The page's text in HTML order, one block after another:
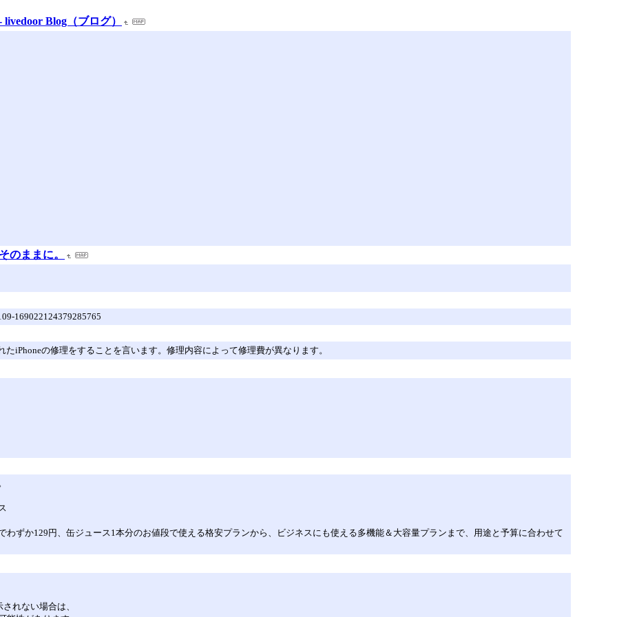
Blog（ブログ）
のままに。
169022124379285765
iPhoneの修理をすることを言います。修理内容によって修理費が異なります。
ずか129円、缶ジュース1本分のお値段で使える格安プランから、ビジネスにも使える多機能＆大容量プランまで、用途と予算に合わせて
れない場合は、